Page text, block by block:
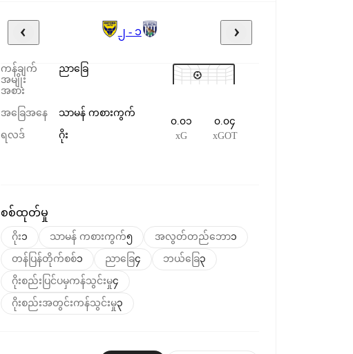
၂ - ၁
ကန်ချက်
အမျိုး
အစား
ညာခြေ
အခြေအနေ သာမန် ကစားကွက်
ရလဒ် ဂိုး
၀.၀၁
xG
၀.၀၄
xGOT
စစ်ထုတ်မှု
ဂိုး၁ သာမန် ကစားကွက်၅ အလွတ်တည်ဘော၁
တန်ပြန်တိုက်စစ်၁ ညာခြေ၄ ဘယ်ခြေ၃
ဂိုးစည်းပြင်ပမှကန်သွင်းမှု၄
ဂိုးစည်းအတွင်းကန်သွင်းမှု၃